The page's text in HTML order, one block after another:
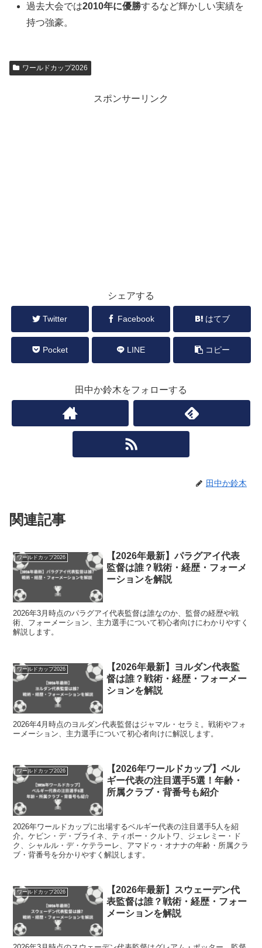
過去大会では2010年に優勝するなど輝かしい実績を
持つ強豪。
ワールドカップ2026
スポンサーリンク
シェアする
Twitter Facebook はてブ
Pocket LINE コピー
田中か鈴木をフォローする
田中か鈴木
関連記事
ワールドカップ2026
【2026年最新】パラグアイ代表
監督は誰？戦術・経歴・フォーメ
ーションを解説
2026年3月時点のパラグアイ代表監督は誰なのか、監督の経歴や戦
術、フォーメーション、主力選手について初心者向けにわかりやすく
解説します。
ワールドカップ2026
【2026年最新】ヨルダン代表監
督は誰？戦術・経歴・フォーメー
ションを解説
2026年4月時点のヨルダン代表監督はジャマル・セラミ。戦術やフォ
ーメーション、主力選手について初心者向けに解説します。
ワールドカップ2026
【2026年ワールドカップ】ベル
ギー代表の注目選手5選！年齢・
所属クラブ・背番号も紹介
2026年ワールドカップに出場するベルギー代表の注目選手5人を紹
介。ケビン・デ・ブライネ、ティボー・クルトワ、ジェレミー・ド
ク、シャルル・デ・ケテラーレ、アマドゥ・オナナの年齢・所属クラ
ブ・背番号を分かりやすく解説します。
ワールドカップ2026
【2026年最新】スウェーデン代
表監督は誰？戦術・経歴・フォー
メーションを解説